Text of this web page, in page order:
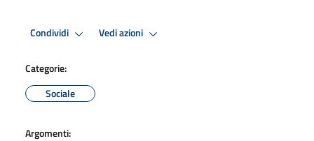
Condividi Vedi azioni
Categorie:
Sociale
Argomenti: